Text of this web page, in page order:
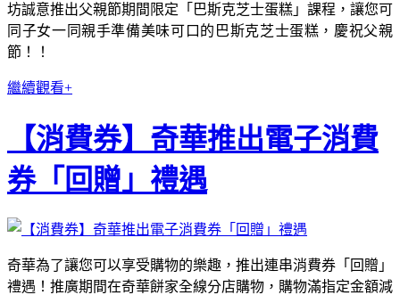
坊誠意推出父親節期間限定「巴斯克芝士蛋糕」課程，讓您可
同子女一同親手準備美味可口的巴斯克芝士蛋糕，慶祝父親
節！！
繼續觀看+
【消費券】奇華推出電子消費
券「回贈」禮遇
奇華為了讓您可以享受購物的樂趣，推出連串消費券「回贈」
禮遇！推廣期間在奇華餅家全線分店購物，購物滿指定金額減